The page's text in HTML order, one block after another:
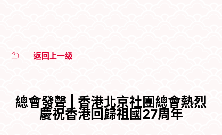
返回上一级
總會發聲 | 香港北京社團總會熱烈
慶祝香港回歸祖國27周年